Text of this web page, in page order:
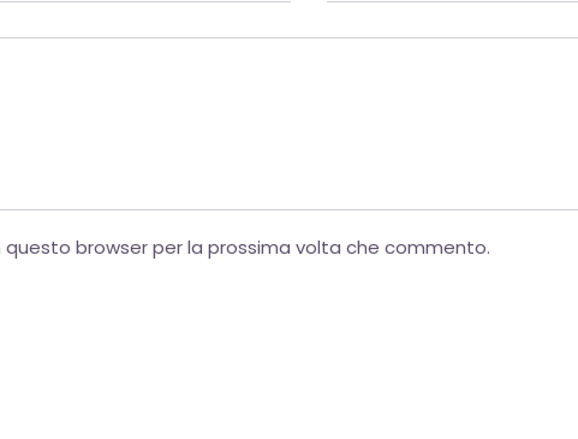
questo browser per la prossima volta che commento.